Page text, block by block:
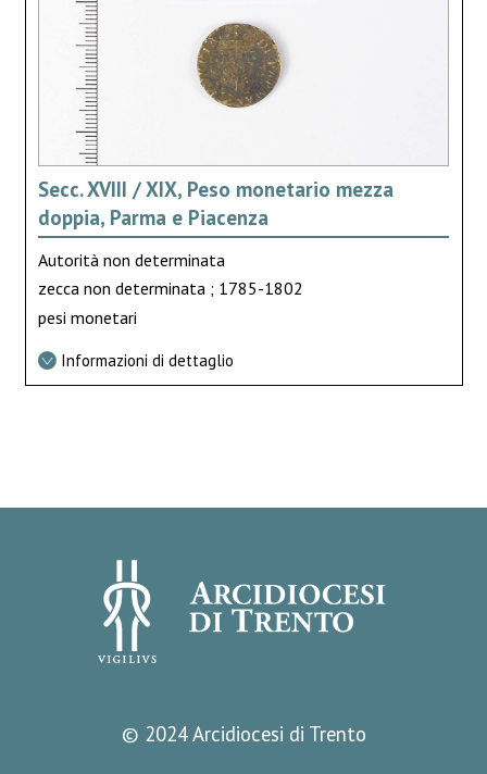
Secc. XVIII / XIX, Peso monetario mezza
doppia, Parma e Piacenza
Autorità non determinata
zecca non determinata ; 1785-1802
pesi monetari
Informazioni di dettaglio
© 2024 Arcidiocesi di Trento